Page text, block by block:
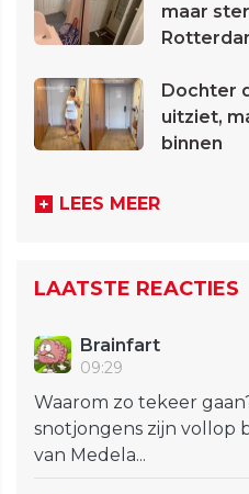
maar
Dochter
uitziet,
binnen
LEES MEER
LAATSTE REACTIES
Brainfart
09:29
Waarom zo tekeer
snotjongens zijn vollop
van Medela...